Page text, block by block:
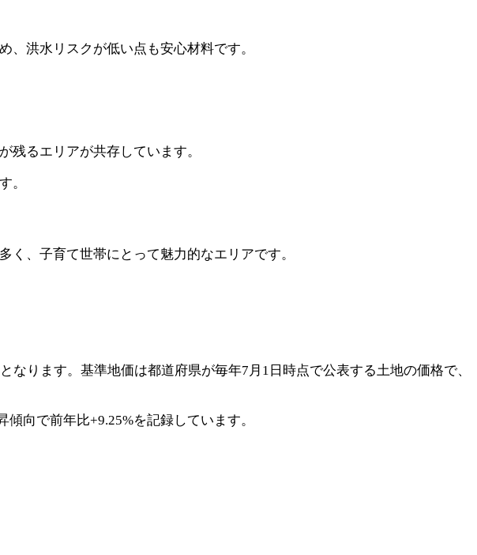
洪水リスクが低い点も安心材料です。
残るエリアが共存しています。
。
、子育て世帯にとって魅力的なエリアです。
ります。基準地価は都道府県が毎年7月1日時点で公表する土地の価格で、
向で前年比+9.25%を記録しています。